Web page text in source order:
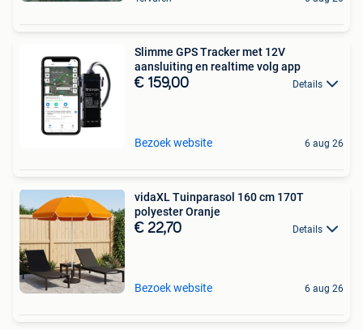
Slimme GPS Tracker met 12V
aansluiting en realtime volg app
€ 159,00 Details
Bezoek website 6 aug 26
vidaXL Tuinparasol 160 cm 170T
polyester Oranje
€ 22,70 Details
Bezoek website 6 aug 26